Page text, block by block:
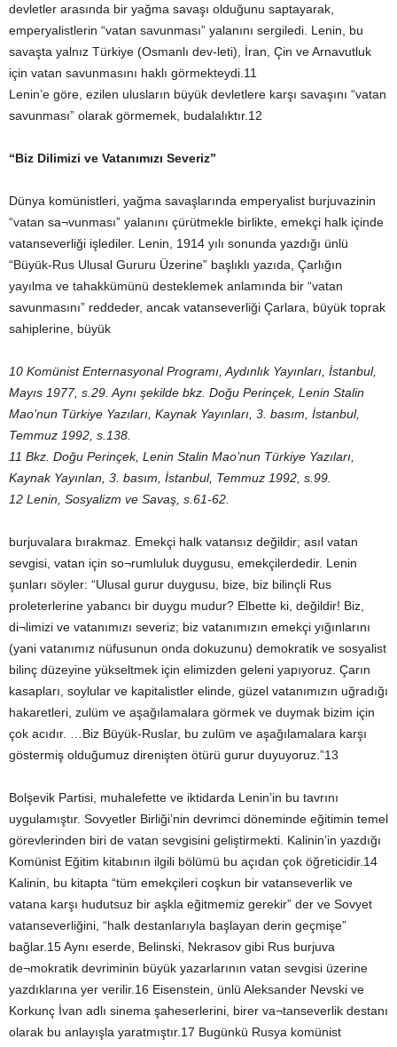
devletler arasında bir yağma savaşı olduğunu saptayarak,
emperyalistlerin “vatan savunması” yalanını sergiledi. Lenin, bu
savaşta yalnız Türkiye (Osmanlı dev-leti), İran, Çin ve Arnavutluk
için vatan savunmasını haklı görmekteydi.11
Lenin’e göre, ezilen ulusların büyük devletlere karşı savaşını “vatan
savunması” olarak görmemek, budalalıktır.12
“Biz Dilimizi ve Vatanımızı Severiz”
Dünya komünistleri, yağma savaşlarında emperyalist burjuvazinin
“vatan sa¬vunması” yalanını çürütmekle birlikte, emekçi halk içinde
vatanseverliği işlediler. Lenin, 1914 yılı sonunda yazdığı ünlü
“Büyük-Rus Ulusal Gururu Üzerine” başlıklı yazıda, Çarlığın
yayılma ve tahakkümünü desteklemek anlamında bir “vatan
savunmasını” reddeder, ancak vatanseverliği Çarlara, büyük toprak
sahiplerine, büyük
10 Komünist Enternasyonal Programı, Aydınlık Yayınları, İstanbul,
Mayıs 1977, s.29. Aynı şekilde bkz. Doğu Perinçek, Lenin Stalin
Mao’nun Türkiye Yazıları, Kaynak Yayınları, 3. basım, İstanbul,
Temmuz 1992, s.138.
11 Bkz. Doğu Perinçek, Lenin Stalin Mao’nun Türkiye Yazıları,
Kaynak Yayınlan, 3. basım, İstanbul, Temmuz 1992, s.99.
12 Lenin, Sosyalizm ve Savaş, s.61-62.
burjuvalara bırakmaz. Emekçi halk vatansız değildir; asıl vatan
sevgisi, vatan için so¬rumluluk duygusu, emekçilerdedir. Lenin
şunları söyler: “Ulusal gurur duygusu, bize, biz bilinçli Rus
proleterlerine yabancı bir duygu mudur? Elbette ki, değildir! Biz,
di¬limizi ve vatanımızı severiz; biz vatanımızın emekçi yığınlarını
(yani vatanımız nüfusunun onda dokuzunu) demokratik ve sosyalist
bilinç düzeyine yükseltmek için elimizden geleni yapıyoruz. Çarın
kasapları, soylular ve kapitalistler elinde, güzel vatanımızın uğradığı
hakaretleri, zulüm ve aşağılamalara görmek ve duymak bizim için
çok acıdır. …Biz Büyük-Ruslar, bu zulüm ve aşağılamalara karşı
göstermiş olduğumuz direnişten ötürü gurur duyuyoruz.”13
Bolşevik Partisi, muhalefette ve iktidarda Lenin’in bu tavrını
uygulamıştır. Sovyetler Birliği’nin devrimci döneminde eğitimin temel
görevlerinden biri de vatan sevgisini geliştirmekti. Kalinin’in yazdığı
Komünist Eğitim kitabının ilgili bölümü bu açıdan çok öğreticidir.14
Kalinin, bu kitapta “tüm emekçileri coşkun bir vatanseverlik ve
vatana karşı hudutsuz bir aşkla eğitmemiz gerekir” der ve Sovyet
vatanseverliğini, “halk destanlarıyla başlayan derin geçmişe”
bağlar.15 Aynı eserde, Belinski, Nekrasov gibi Rus burjuva
de¬mokratik devriminin büyük yazarlarının vatan sevgisi üzerine
yazdıklarına yer verilir.16 Eisenstein, ünlü Aleksander Nevski ve
Korkunç İvan adlı sinema şaheserlerini, birer va¬tanseverlik destanı
olarak bu anlayışla yaratmıştır.17 Bugünkü Rusya komünist